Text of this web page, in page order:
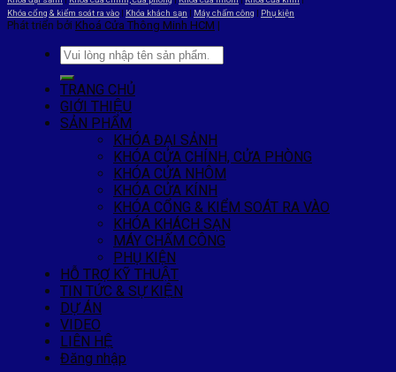
Khóa cổng & kiểm soát ra vào | Khóa khách sạn | Máy chấm công | Phụ kiện
Phát triển bởi Khoá Cửa Thông Minh HCM |
TRANG CHỦ
GIỚI THIỆU
SẢN PHẨM
KHÓA ĐẠI SẢNH
KHÓA CỬA CHÍNH, CỬA PHÒNG
KHÓA CỬA NHÔM
KHÓA CỬA KÍNH
KHÓA CỔNG & KIỂM SOÁT RA VÀO
KHÓA KHÁCH SẠN
MÁY CHẤM CÔNG
PHỤ KIỆN
HỖ TRỢ KỸ THUẬT
TIN TỨC & SỰ KIỆN
DỰ ÁN
VIDEO
LIÊN HỆ
Đăng nhập